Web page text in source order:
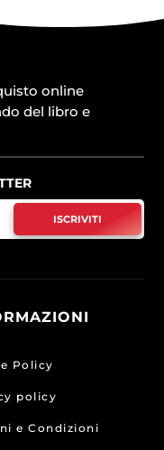
online
del libro e
ISCRIVITI
Policy
policy
e Condizioni